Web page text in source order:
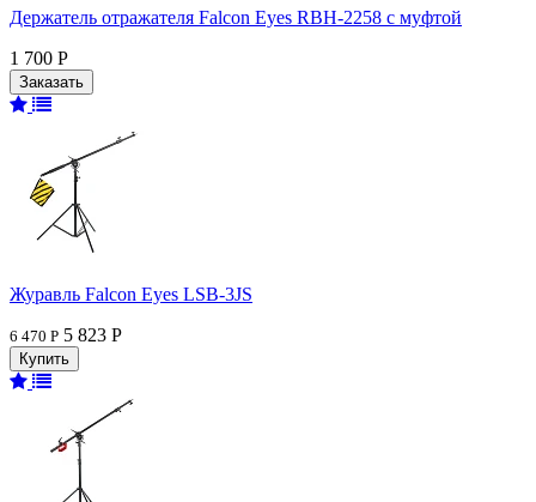
Держатель отражателя Falcon Eyes RBH-2258 с муфтой
1 700 Р
Журавль Falcon Eyes LSB-3JS
6 470 Р 5 823 Р